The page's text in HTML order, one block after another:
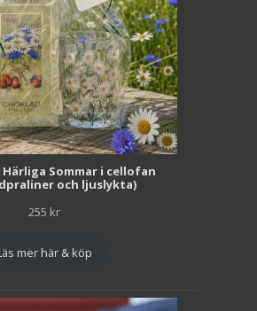
Sommar i cellofan
och ljuslykta)
255 kr
mer här & köp